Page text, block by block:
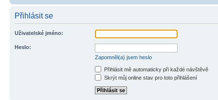
Přihlásit se
Uživatelské jméno:
Heslo:
Zapomněl(a) jsem heslo
Přihlásit mě automaticky při každé návštěvě
Skrýt můj online stav pro toto přihlášení